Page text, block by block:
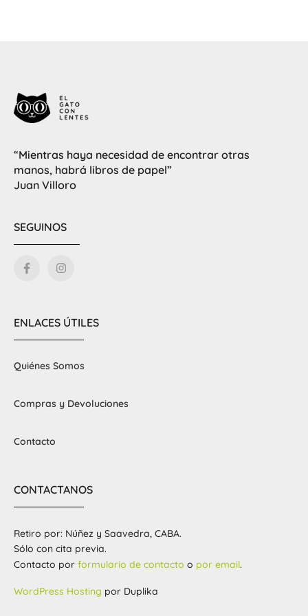
“Mientras haya necesidad de encontrar otras
manos, habrá libros de papel”
Juan Villoro
SEGUINOS
ENLACES ÚTILES
Quiénes Somos
Compras y Devoluciones
Contacto
CONTACTANOS
Retiro por: Núñez y Saavedra, CABA.
Sólo con cita previa.
Contacto por formulario de contacto o por email.
WordPress Hosting por Duplika